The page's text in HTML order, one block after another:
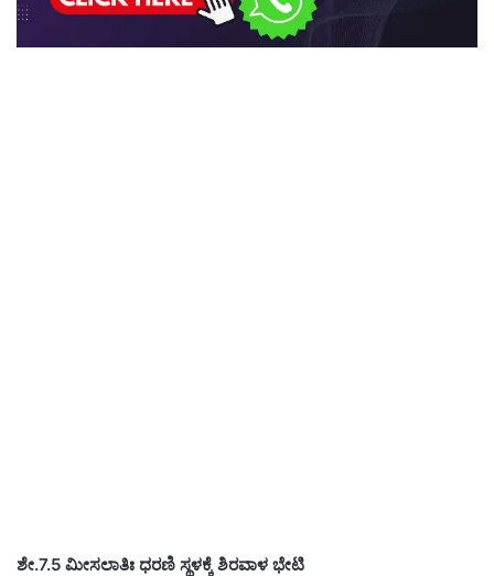
ಶೇ.7.5 ಮೀಸಲಾತಿಃ ಧರಣಿ ಸ್ಥಳಕ್ಕೆ ಶಿರವಾಳ ಭೇಟಿ